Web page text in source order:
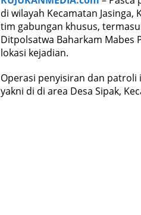
e
w
a
s
di wilayah Kecamatan
tim gabungan khusus,
Ditpolsatwa Baharkam Mabes
lokasi kejadian.
Operasi penyisiran dan
yakni di di area Desa Sipak,